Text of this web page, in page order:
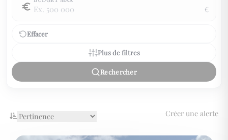
€
Effacer
Plus de filtres
Rechercher
Créer une alerte